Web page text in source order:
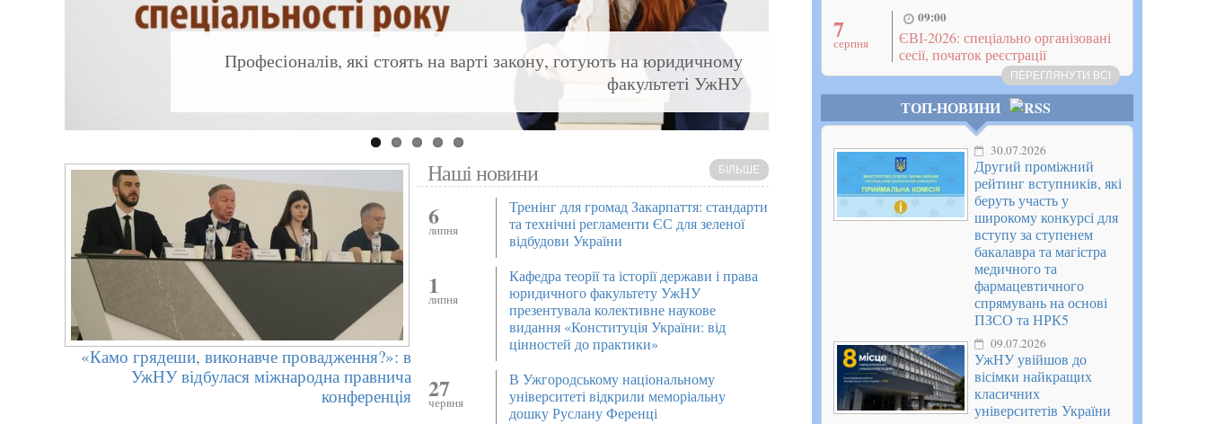
Професіоналів, які стоять на варті закону, готують на юридичному
факультеті УжНУ
«Камо грядеши, виконавче провадження?»: в
УжНУ відбулася міжнародна правнича
конференція
Наші новини БІЛЬШЕ
6
липня
Тренінг для громад Закарпаття: стандарти
та технічні регламенти ЄС для зеленої
відбудови України
1
липня
Кафедра теорії та історії держави і права
юридичного факультету УжНУ
презентувала колективне наукове
видання «Конституція України: від
цінностей до практики»
27
червня
В Ужгородському національному
університеті відкрили меморіальну
дошку Руслану Ференці
7
серпня
09:00
ЄВІ-2026: спеціально організовані
сесії, початок реєстрації
ПЕРЕГЛЯНУТИ ВСІ
ТОП-НОВИНИ
30.07.2026
Другий проміжний
рейтинг вступників, які
беруть участь у
широкому конкурсі для
вступу за ступенем
бакалавра та магістра
медичного та
фармацевтичного
спрямувань на основі
ПЗСО та НРК5
09.07.2026
УжНУ увійшов до
вісімки найкращих
класичних
університетів України